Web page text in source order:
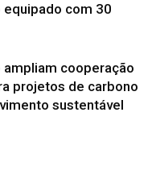
com 30
ampliam cooperação
projetos de carbono
sustentável